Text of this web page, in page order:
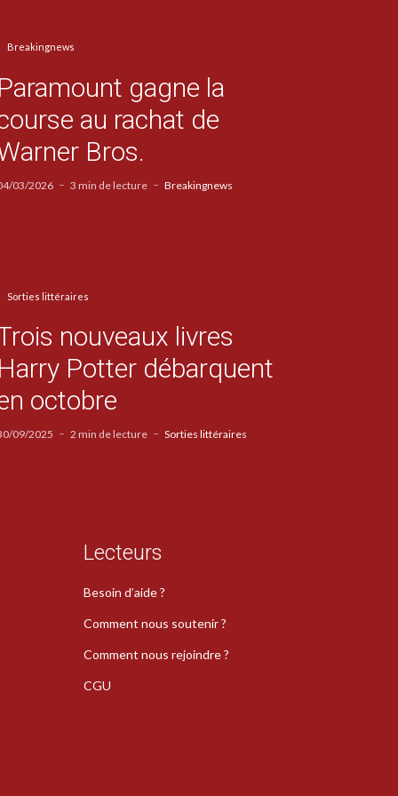
Breakingnews
gagne la
au rachat de
Bros.
03/2026 3 min de lecture Breakingnews
Sorties littéraires
nouveaux livres
Potter débarquent
octobre
09/2025 2 min de lecture Sorties littéraires
Lecteurs
Besoin d’aide ?
Comment nous soutenir ?
Comment nous rejoindre ?
CGU